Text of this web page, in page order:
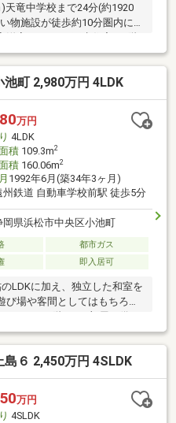
天竜中学校まで24分(約1920
物施設が徒歩約10分圏内にあ
も弾む対面式キッチン搭載で
お過ごしいただけます。水回
、多くの箇所が新品交換・
っ越し後すぐに快適な新生活
相談など、お気軽にお尋ねく
町 2,980万円 4LDK
万円
4LDK
積109.3m2
積160.06m2
1992年6月(築34年3ヶ月)
州鉄道 自動車学校前駅 徒歩5分
岡県浜松市中央区小池町
都市ガス
即入居可
LDKに加え、独立した和室を
び場や客間としてはもちろ
やすい間取りです。収納スペ
部屋をすっきりと使えるのも
６ 2,450万円 4SLDK
万円
4SLDK